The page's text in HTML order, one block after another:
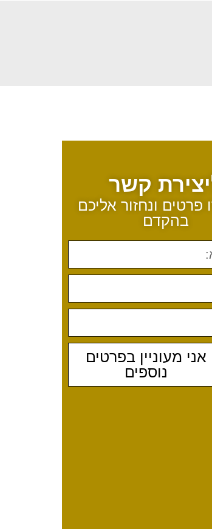
קשר
פרטים ונחזור אליכם
בהקדם
אני מעוניין בפרטים
נוספים